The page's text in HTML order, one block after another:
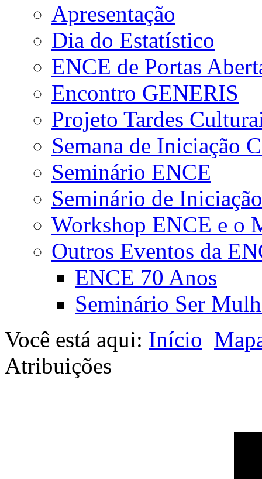
Apresentação
Dia do Estatístico
ENCE de Portas
Encontro GENERIS
Projeto Tardes
Semana de Iniciação
Seminário ENCE
Seminário de
Workshop ENCE e o
Outros Eventos da
ENCE 70 Anos
Seminário Ser
Você está aqui: Início
Atribuições